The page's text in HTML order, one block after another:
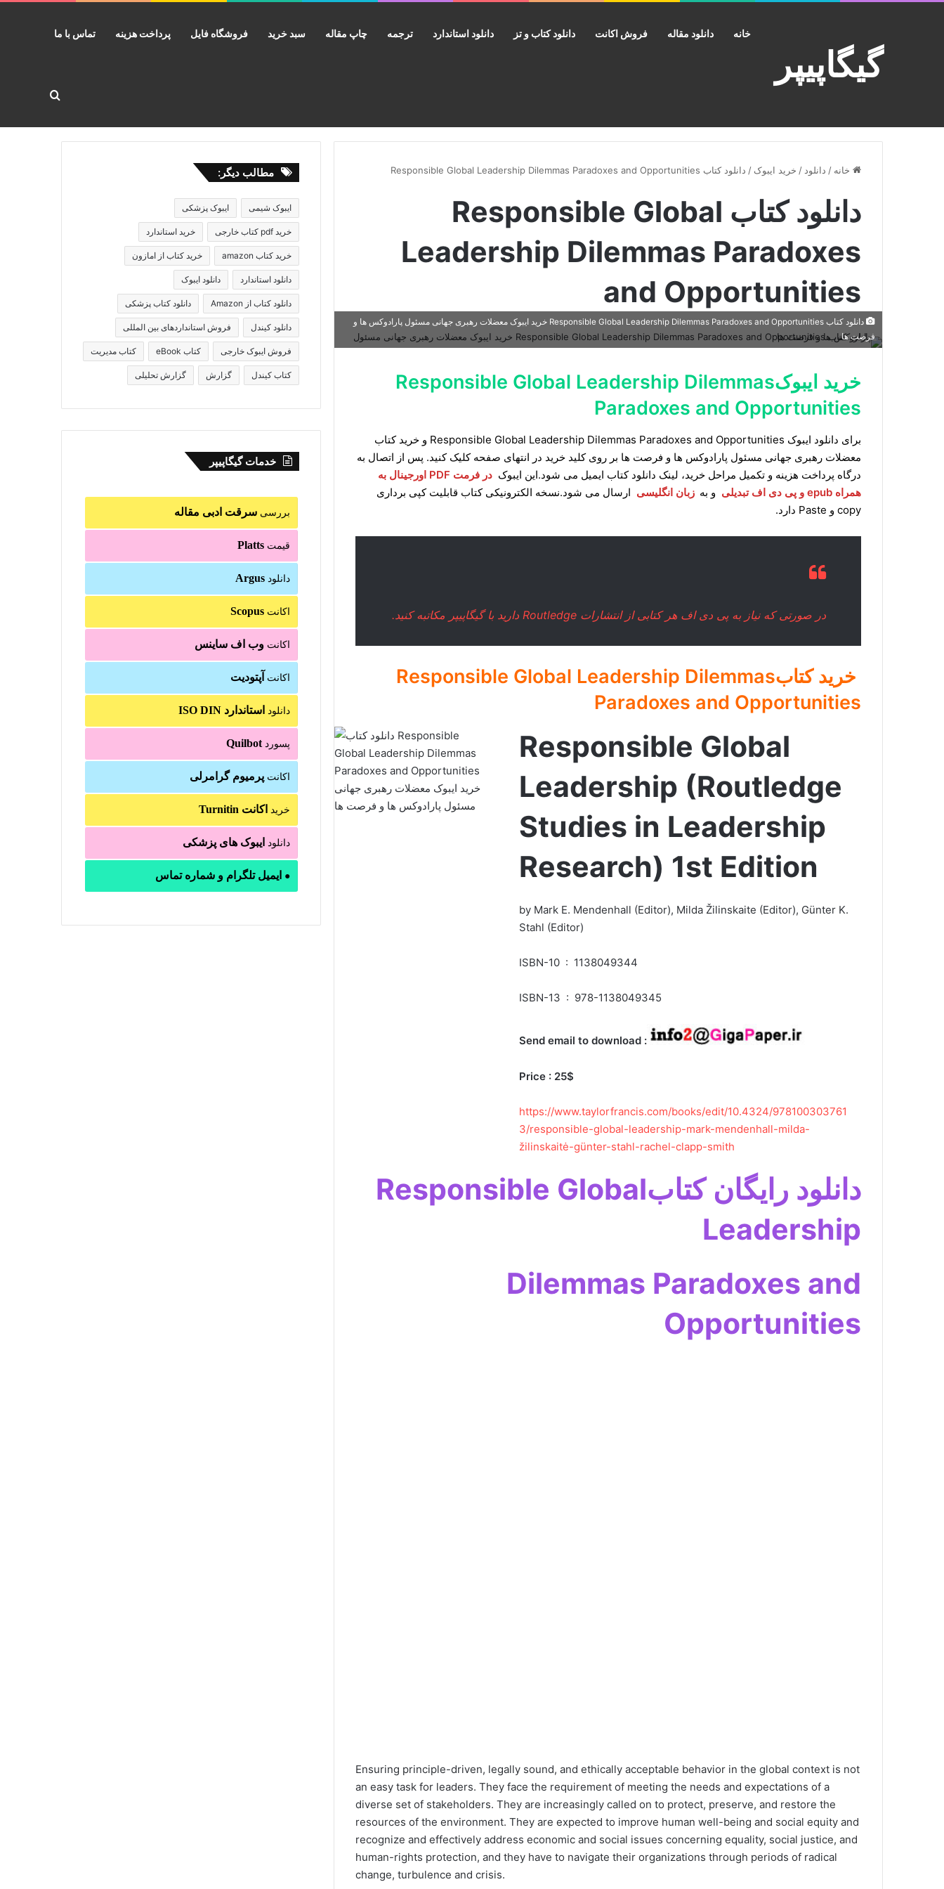
گیگاپیپر
خانه دانلود مقاله فروش اکانت دانلود کتاب و تز دانلود استاندارد ترجمه چاپ مقاله سبد خرید فروشگاه فایل پرداخت هزینه تماس با ما
جستجو
خانه / دانلود / خرید ایبوک / دانلود کتاب Responsible Global Leadership Dilemmas Paradoxes and Opportunities
دانلود کتاب Responsible Global
Leadership Dilemmas Paradoxes
and Opportunities
دانلود کتاب Responsible Global Leadership Dilemmas Paradoxes and Opportunities خرید ایبوک معضلات رهبری جهانی مسئول پارادوکس ها و
فرصت ها
خرید ایبوکResponsible Global Leadership Dilemmas
Paradoxes and Opportunities
برای دانلود ایبوک Responsible Global Leadership Dilemmas Paradoxes and Opportunities و خرید کتاب
معضلات رهبری جهانی مسئول پارادوکس ها و فرصت ها بر روی کلید خرید در انتهای صفحه کلیک کنید. پس از اتصال به
درگاه پرداخت هزینه و تکمیل مراحل خرید، لینک دانلود کتاب ایمیل می شود.این ایبوک
در فرمت PDF اورجینال به
همراه epub و پی دی اف تبدیلی
و به زبان انگلیسی ارسال می شود.نسخه الکترونیکی کتاب قابلیت کپی برداری
copy و Paste دارد.
در صورتی که نیاز به پی دی اف هر کتابی از انتشارات Routledge دارید با گیگاپیپر مکاتبهکنید.
خرید کتابResponsible Global Leadership Dilemmas
Paradoxes and Opportunities
Responsible Global
Leadership (Routledge
Studies in Leadership
Research) 1st Edition
by Mark E. Mendenhall (Editor), Milda Žilinskaite (Editor), Günter K.
Stahl (Editor)
ISBN-10 ‏ : ‎ 1138049344
ISBN-13 ‏ : ‎ 978-1138049345
Send email to download :
Price : 25$
https://www.taylorfrancis.com/books/edit/10.4324/978100303761
3/responsible-global-leadership-mark-mendenhall-milda-
žilinskaitė-günter-stahl-rachel-clapp-smith
دانلود رایگان کتابResponsible Global
Leadership
Dilemmas Paradoxes and
Opportunities
Ensuring principle-driven, legally sound, and ethically acceptable behavior in the global context is not
an easy task for leaders. They face the requirement of meeting the needs and expectations of a
diverse set of stakeholders. They are increasingly called on to protect, preserve, and restore the
resources of the environment. They are expected to improve human well-being and social equity and
recognize and effectively address economic and social issues concerning equality, social justice, and
human-rights protection, and they have to navigate their organizations through periods of radical
change, turbulence and crisis.
مطالب دیگر:
ایبوک شیمی ایبوک پزشکی
خرید pdf کتاب خارجی خرید استاندارد
خرید کتاب amazon خرید کتاب از امازون
دانلود استاندارد دانلود ایبوک
دانلود کتاب از Amazon دانلود کتاب پزشکی
دانلود کیندل فروش استانداردهای بین المللی
فروش ایبوک خارجی کتاب eBook کتاب مدیریت
کتاب کیندل گزارش گزارش تحلیلی
خدمات گیگاپیپر
بررسیسرقت ادبی مقاله
قیمتPlatts
دانلودArgus
اکانتScopus
اکانتوب اف ساینس
اکانت آپتودیت
دانلود استاندارد ISO DIN
پسوردQuilbot
اکانتپرمیوم گرامرلی
خرید اکانت Turnitin
دانلود ایبوک های پزشکی
● ایمیل تلگرام و شماره تماس